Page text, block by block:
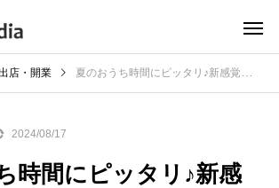
店・開業 夏のおうち時間にピッタリ♪新感覚「レモンコーヒー」のレシピを紹介！
2024/08/17
時間にピッタリ♪新感